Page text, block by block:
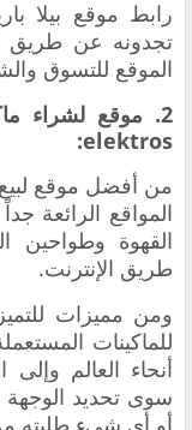
رابط موقع بيلا
تجدونه عن طريق
الموقع للتسوق
2. موقع لشراء
elektros:
من أفضل موقع
المواقع الرائعة
القهوة وطواحين
طريق الإنترنت.
ومن مميزات
للماكينات
أنحاء العالم
سوى تحديد الوجهة
أو أي شيء طلبته